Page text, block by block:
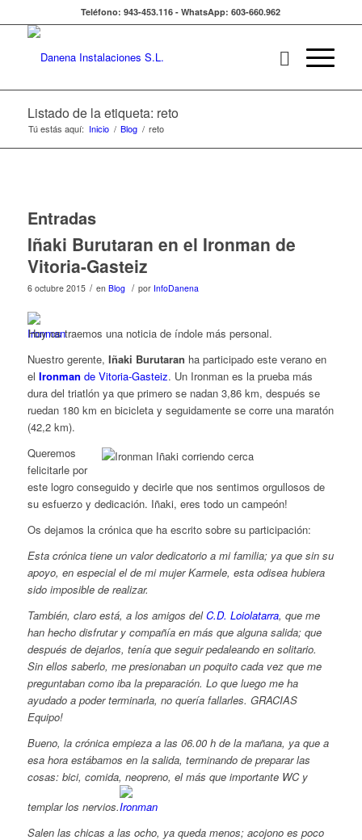
Teléfono: 943-453.116 - WhatsApp: 603-660.962
Listado de la etiqueta: reto
Tú estás aquí: Inicio / Blog / reto
Entradas
Iñaki Burutaran en el Ironman de
Vitoria-Gasteiz
6 octubre 2015 / en Blog / por InfoDanena
Hoy os traemos una noticia de índole más personal.
Nuestro gerente, Iñaki Burutaran ha participado este verano en
el Ironman de Vitoria-Gasteiz. Un Ironman es la prueba más
dura del triatlón ya que primero se nadan 3,86 km, después se
ruedan 180 km en bicicleta y seguidamente se corre una maratón
(42,2 km).
Queremos
felicitarle por
este logro conseguido y decirle que nos sentimos orgullosos de
su esfuerzo y dedicación. Iñaki, eres todo un campeón!
Os dejamos la crónica que ha escrito sobre su participación:
Esta crónica tiene un valor dedicatorio a mi familia; ya que sin su
apoyo, en especial el de mi mujer Karmele, esta odisea hubiera
sido imposible de realizar.
También, claro está, a los amigos delC.D. Loiolatarra, que me
han hecho disfrutar y compañía en más que alguna salida; que
después de dejarlos, tenía que seguir pedaleando en solitario.
Sin ellos saberlo, me presionaban un poquito cada vez que me
preguntaban como iba la preparación. Lo que luego me ha
ayudado a poder terminarla, no quería fallarles. GRACIAS
Equipo!
Bueno, la crónica empieza a las 06.00 h de la mañana, ya que a
esa hora estábamos en la salida, terminando de preparar las
cosas: bici, comida, neopreno, el más que importante WC y
templar los nervios.
Salen las chicas a las ocho, ya queda menos; acojono es poco